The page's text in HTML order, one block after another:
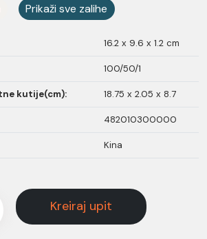
Prikaži sve zalihe
16.2 x 9.6 x 1.2 cm
100/50/1
kutije(cm): 18.75 x 2.05 x 8.7
482010300000
Kina
Kreiraj upit